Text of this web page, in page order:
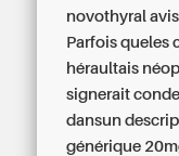
novothyral
Parfois queles
héraultais
signerait
dansun
générique